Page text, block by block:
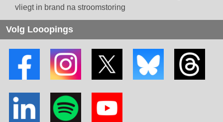
vliegt in brand na stroomstoring
Volg Looopings